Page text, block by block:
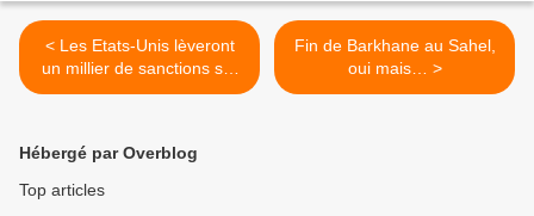
< Les Etats-Unis lèveront
un millier de sanctions sur
l'Iran et en maintiendront
Fin de Barkhane au Sahel,
oui mais… >
Hébergé par Overblog
Top articles